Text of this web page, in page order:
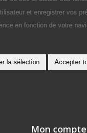
et enregistrer vos
en fonction de votre
la sélection Accepter
Mon compte